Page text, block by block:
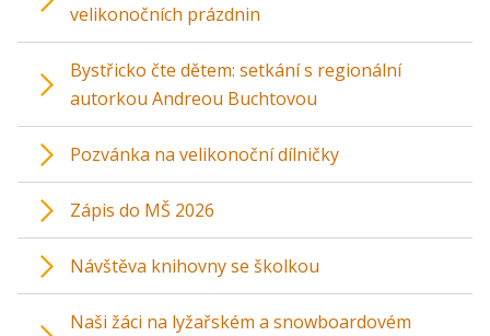
velikonočních prázdnin
Bystřicko čte dětem: setkání s regionální
autorkou Andreou Buchtovou
Pozvánka na velikonoční dílničky
Zápis do MŠ 2026
Návštěva knihovny se školkou
Naši žáci na lyžařském a snowboardovém